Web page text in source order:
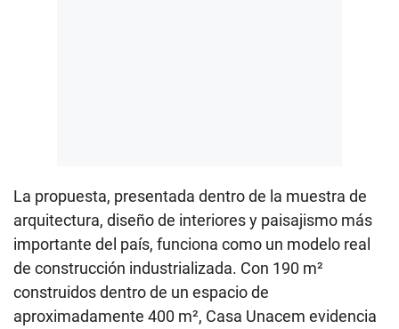
La propuesta, presentada dentro de la muestra de
arquitectura, diseño de interiores y paisajismo más
importante del país, funciona como un modelo real
de construcción industrializada. Con 190 m²
construidos dentro de un espacio de
aproximadamente 400 m², Casa Unacem evidencia